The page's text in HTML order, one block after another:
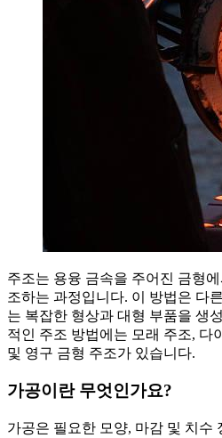
주조는 용융 금속을 주어진 금형
조하는 과정입니다. 이 방법은 다
는 복잡한 형상과 대형 부품을 생
적인 주조 방법에는 모래 주조, 다
및 영구 금형 주조가 있습니다.
가공이란 무엇인가요?
가공은 필요한 모양, 마감 및 치수